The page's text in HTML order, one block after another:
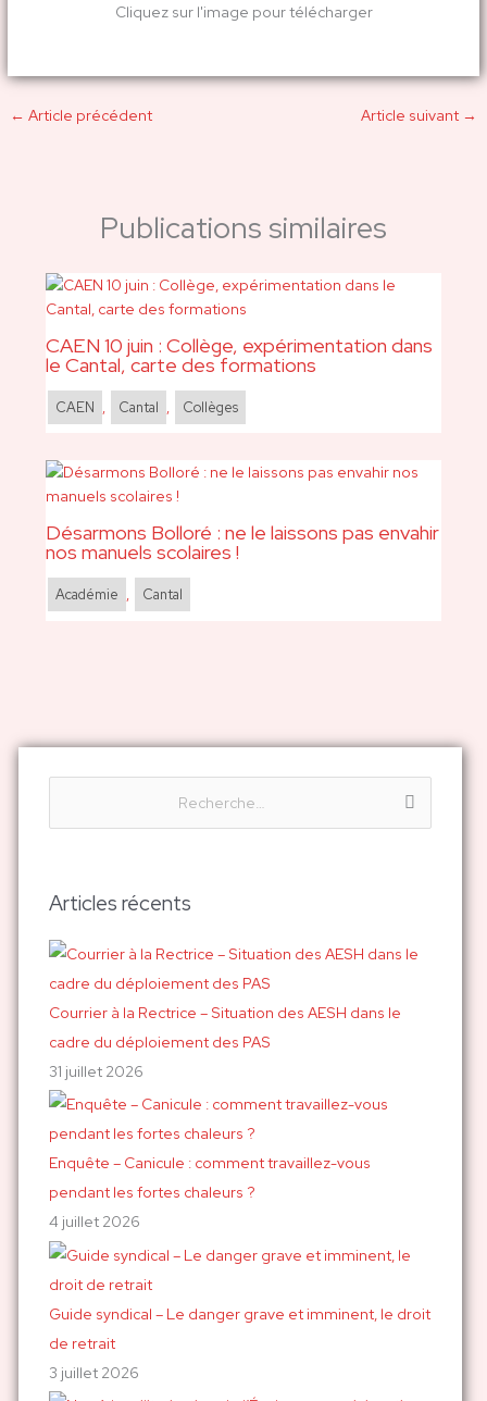
e
h
r
c
h
e
r
:
Articles récents
Courrier à la Rectrice – Situation des AESH dans le
cadre du déploiement des PAS
31 juillet 2026
Enquête – Canicule : comment travaillez-vous
pendant les fortes chaleurs ?
4 juillet 2026
Guide syndical – Le danger grave et imminent, le droit
de retrait
3 juillet 2026
Cliquez sur l'image pour télécharger
← Article précédent Article suivant →
Publications similaires
CAEN 10 juin : Collège, expérimentation dans
le Cantal, carte des formations
CAEN , Cantal , Collèges
Désarmons Bolloré : ne le laissons pas envahir
nos manuels scolaires !
Académie , Cantal